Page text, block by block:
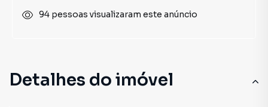
Detalhes do imóvel
94 pessoas visualizaram este anúncio